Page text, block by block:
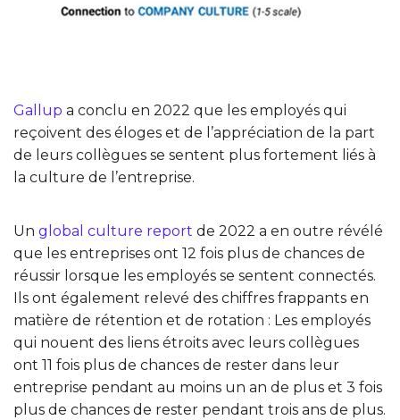
Gallup a conclu en 2022 que les employés qui
reçoivent des éloges et de l’appréciation de la part
de leurs collègues se sentent plus fortement liés à
la culture de l’entreprise.
Un global culture report de 2022 a en outre révélé
que les entreprises ont 12 fois plus de chances de
réussir lorsque les employés se sentent connectés.
Ils ont également relevé des chiffres frappants en
matière de rétention et de rotation : Les employés
qui nouent des liens étroits avec leurs collègues
ont 11 fois plus de chances de rester dans leur
entreprise pendant au moins un an de plus et 3 fois
plus de chances de rester pendant trois ans de plus.